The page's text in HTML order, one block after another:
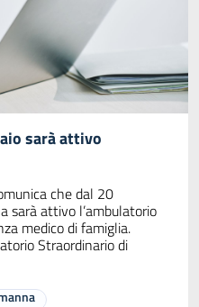
sarà attivo
che dal 20
sarà attivo l’ambulatorio
medico di famiglia.
Straordinario di